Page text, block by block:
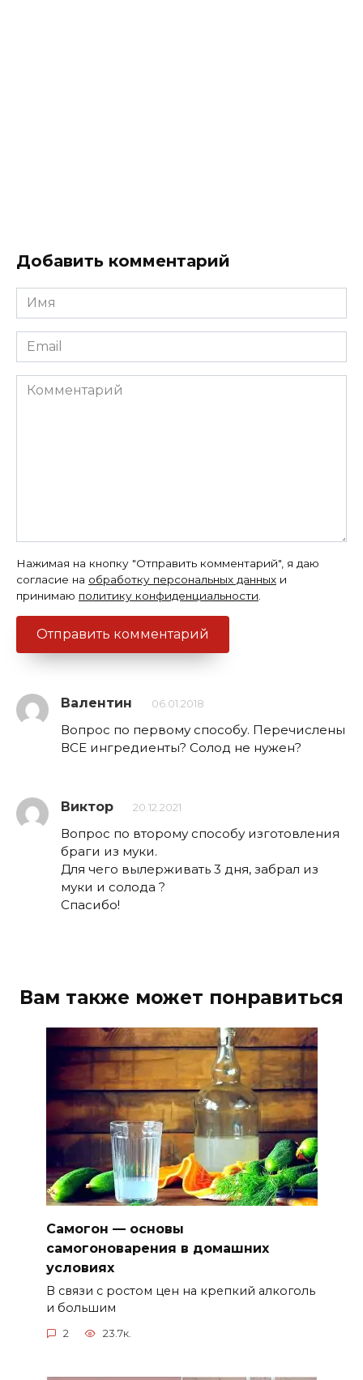
Добавить комментарий
Имя
*
Email
*
Комментарий
Нажимая на кнопку "Отправить комментарий", я даю
согласие на обработку персональных данных и
принимаю политику конфиденциальности.
Валентин 06.01.2018
Вопрос по первому способу. Перечислены
ВСЕ ингредиенты? Солод не нужен?
Виктор 20.12.2021
Вопрос по второму способу изготовления
браги из муки.
Для чего вылерживать 3 дня, забрал из
муки и солода ?
Спасибо!
Вам также может понравиться
Самогон — основы
самогоноварения в домашних
условиях
В связи с ростом цен на крепкий алкоголь
и большим
2 23.7к.